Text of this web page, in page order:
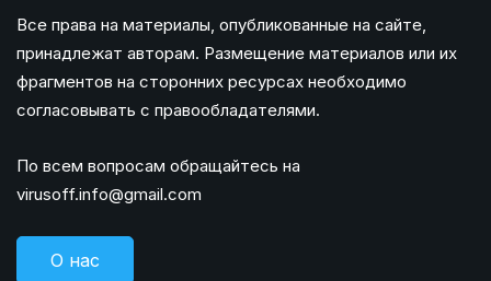
Все права на материалы, опубликованные на сайте,
принадлежат авторам. Размещение материалов или их
фрагментов на сторонних ресурсах необходимо
согласовывать с правообладателями.
По всем вопросам обращайтесь на
virusoff.info@gmail.com
О нас